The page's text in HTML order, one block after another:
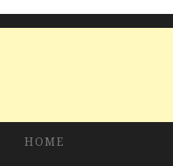
HOME